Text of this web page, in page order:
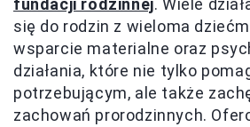
fundacji rodzinnej. Wiele
się do rodzin z wieloma
wsparcie materialne oraz
działania, które nie tylko
potrzebującym, ale także
zachowań prorodzinnych.